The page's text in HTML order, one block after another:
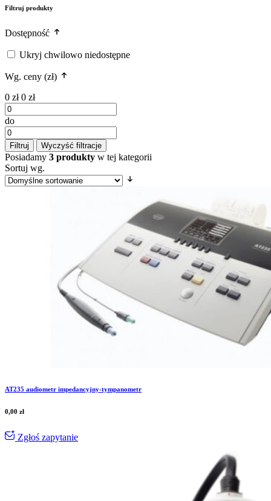
Filtruj produkty
Dostępność
Ukryj chwilowo niedostępne
Wg. ceny (zł)
0 zł 0 zł
do
Filtruj Wyczyść filtracje
Posiadamy 3 produkty w tej kategorii
Sortuj wg.
AT235 audiometr impedancyjny-tympanometr
0,00 zł
Zgłoś zapytanie